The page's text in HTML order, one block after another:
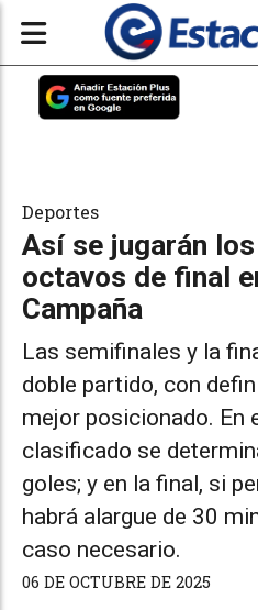
Así se jugarán
octavos de final
Campaña
Las semifinales y la
doble partido, con
mejor posicionado. En
clasificado se
goles; y en la final, si
habrá alargue de 30
caso necesario.
Deportes
06 DE OCTUBRE DE 2025